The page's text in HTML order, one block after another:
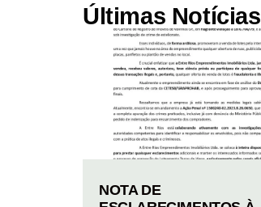
Últimas Notícias
NOTA DE